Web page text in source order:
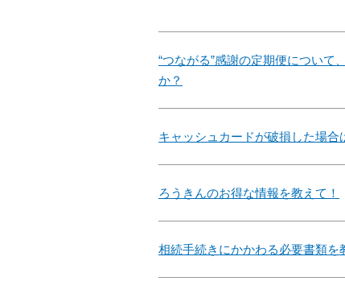
“つながる”感謝の定期便につい
か？
キャッシュカードが破損した場合
ろうきんのお得な情報を教えて！
相続手続きにかかわる必要書類を